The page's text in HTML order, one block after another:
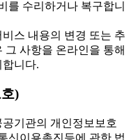
를 수리하거나 복구합니
스 내용의 변경 또는 추
그 사항을 온라인을 통해
니다.
)
기관의 개인정보보호